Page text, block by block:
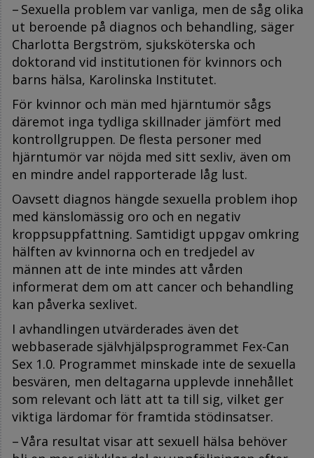
– Sexuella problem var vanliga, men de såg olika
ut beroende på diagnos och behandling, säger
Charlotta Bergström, sjuksköterska och
doktorand vid institutionen för kvinnors och
barns hälsa, Karolinska Institutet.
För kvinnor och män med hjärntumör sågs
däremot inga tydliga skillnader jämfört med
kontrollgruppen. De flesta personer med
hjärntumör var nöjda med sitt sexliv, även om
en mindre andel rapporterade låg lust.
Oavsett diagnos hängde sexuella problem ihop
med känslomässig oro och en negativ
kroppsuppfattning. Samtidigt uppgav omkring
hälften av kvinnorna och en tredjedel av
männen att de inte mindes att vården
informerat dem om att cancer och behandling
kan påverka sexlivet.
I avhandlingen utvärderades även det
webbaserade självhjälpsprogrammet Fex-Can
Sex 1.0. Programmet minskade inte de sexuella
besvären, men deltagarna upplevde innehållet
som relevant och lätt att ta till sig, vilket ger
viktiga lärdomar för framtida stödinsatser.
– Våra resultat visar att sexuell hälsa behöver